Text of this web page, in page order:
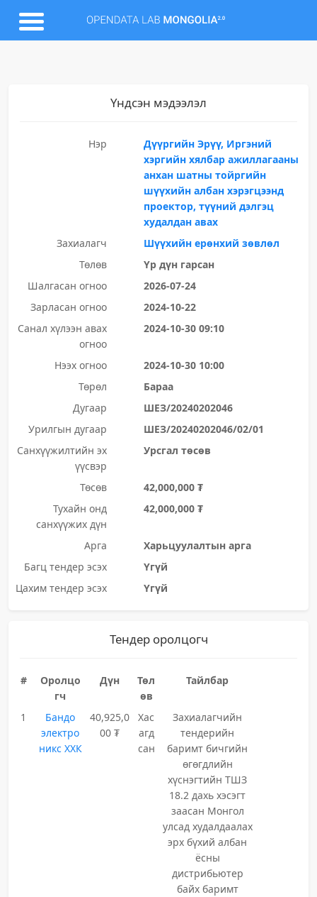
Үндсэн мэдээлэл
Нэр
Дүүргийн Эрүү, Иргэний
хэргийн хялбар ажиллагааны
анхан шатны тойргийн
шүүхийн албан хэрэгцээнд
проектор, түүний дэлгэц
худалдан авах
Захиалагч
Шүүхийн ерөнхий зөвлөл
Төлөв
Үр дүн гарсан
Шалгасан огноо
2026-07-24
Зарласан огноо
2024-10-22
Санал хүлээн авах
огноо
2024-10-30 09:10
Нээх огноо
2024-10-30 10:00
Төрөл
Бараа
Дугаар
ШЕЗ/20240202046
Урилгын дугаар
ШЕЗ/20240202046/02/01
Санхүүжилтийн эх
үүсвэр
Урсгал төсөв
Төсөв
42,000,000 ₮
Тухайн онд
санхүүжих дүн
42,000,000 ₮
Арга
Харьцуулалтын арга
Багц тендер эсэх
Үгүй
Цахим тендер эсэх
Үгүй
Тендер оролцогч
#
Оролцо
гч
Дүн
Төл
өв
Тайлбар
1
Бандо
электро
никс ХХК
40,925,0
00 ₮
Хас
агд
сан
Захиалагчийн
тендерийн
баримт бичгийн
өгөгдлийн
хүснэгтийн ТШЗ
18.2 дахь хэсэгт
заасан Монгол
улсад худалдаалах
эрх бүхий албан
ёсны
дистрибьютер
байх баримт